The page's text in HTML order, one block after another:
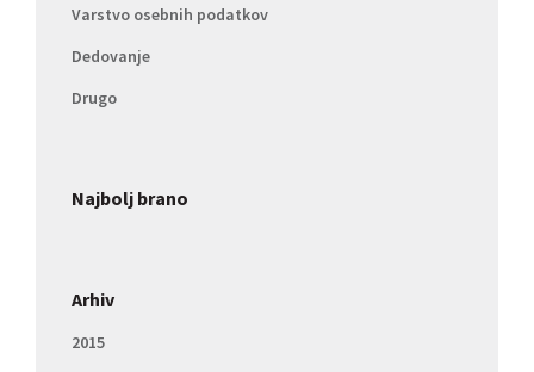
Varstvo osebnih podatkov
Dedovanje
Drugo
Najbolj brano
Arhiv
2015